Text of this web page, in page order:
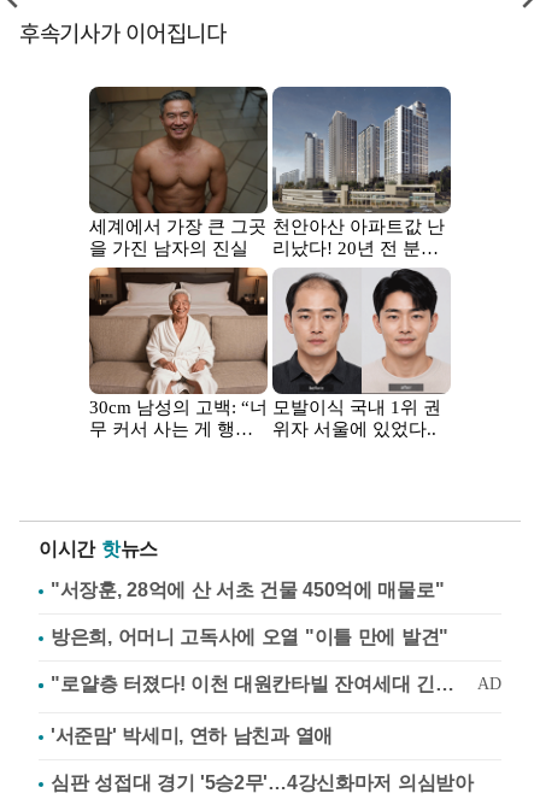
후속기사가 이어집니다
이시간 핫뉴스
"서장훈, 28억에 산 서초 건물 450억에 매물로"
방은희, 어머니 고독사에 오열 "이틀 만에 발견"
'서준맘' 박세미, 연하 남친과 열애
심판 성접대 경기 '5승2무'…4강신화마저 의심받아